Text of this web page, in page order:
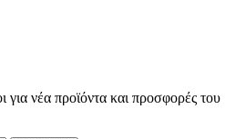
για νέα προϊόντα και προσφορές του